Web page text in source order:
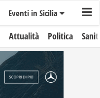
Eventi in Sicilia
Attualità Politica